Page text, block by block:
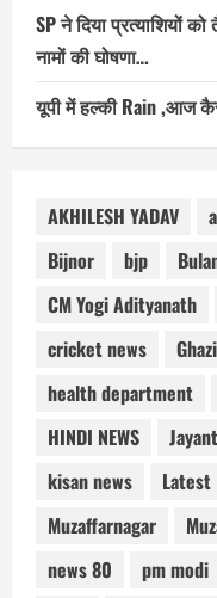
SP ने दिया प्रत्याशियों
नामों की घोषणा…
यूपी में हल्की Rain ,आज
AKHILESH YADAV
Bijnor
bjp
CM Yogi Adityanath
cricket news
health department
HINDI NEWS
kisan news
Latest
Muzaffarnagar
news 80
pm modi